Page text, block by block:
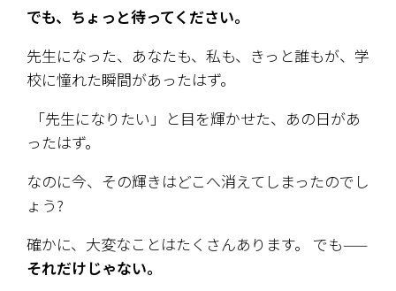
でも、ちょっと待ってください。
先生になった、あなたも、私も、きっと誰もが、学
校に憧れた瞬間があったはず。
ったはず。
なのに今、その輝きはどこへ消えてしまったのでし
ょう?
確かに、大変なことはたくさんあります。 でも——
それだけじゃない。